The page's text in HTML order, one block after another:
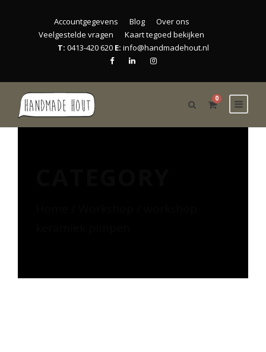
Accountgegevens Blog
Over ons
Veelgestelde vragen
Kaart tegoed bekijken
T: 0413-420 620 E: info@handmadehout.nl
0